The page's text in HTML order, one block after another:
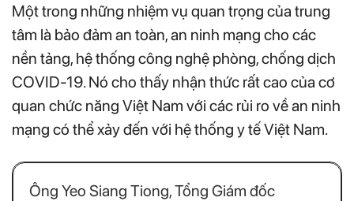
Một trong những nhiệm vụ quan trọng của trung
tâm là bảo đảm an toàn, an ninh mạng cho các
nền tảng, hệ thống công nghệ phòng, chống dịch
COVID-19. Nó cho thấy nhận thức rất cao của cơ
quan chức năng Việt Nam với các rủi ro về an ninh
mạng có thể xảy đến với hệ thống y tế Việt Nam.
Ông Yeo Siang Tiong, Tổng Giám đốc